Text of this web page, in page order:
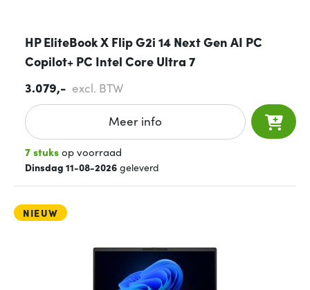
HP EliteBook X Flip G2i 14 Next Gen AI PC
Copilot+ PC Intel Core Ultra 7
3.079,- excl. BTW
Meer info
7 stuksop voorraad
Dinsdag 11-08-2026 geleverd
NIEUW